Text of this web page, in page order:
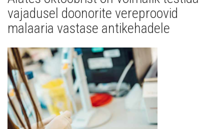
Galerii
Tule tööle!
Tule ekskursioonile!
Andmekaitse
vajadusel doonorite vereproovid
malaaria vastase antikehadele